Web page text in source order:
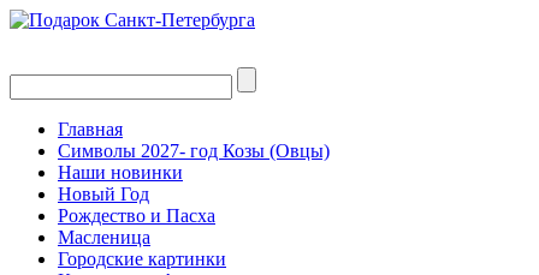
Главная
Символы 2027- год Козы (Овцы)
Наши новинки
Новый Год
Рождество и Пасха
Масленица
Городские картинки